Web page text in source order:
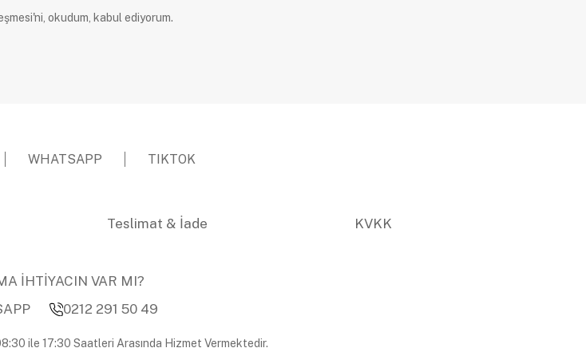
okudum, kabul ediyorum.
WHATSAPP TIKTOK
Teslimat & İade KVKK
İHTİYACIN VAR MI?
0212 291 50 49
ile 17:30 Saatleri Arasında Hizmet Vermektedir.